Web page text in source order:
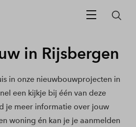
in Rijsbergen
in onze nieuwbouwprojecten in
een kijkje bij één van deze
je meer informatie over jouw
woning én kan je je aanmelden